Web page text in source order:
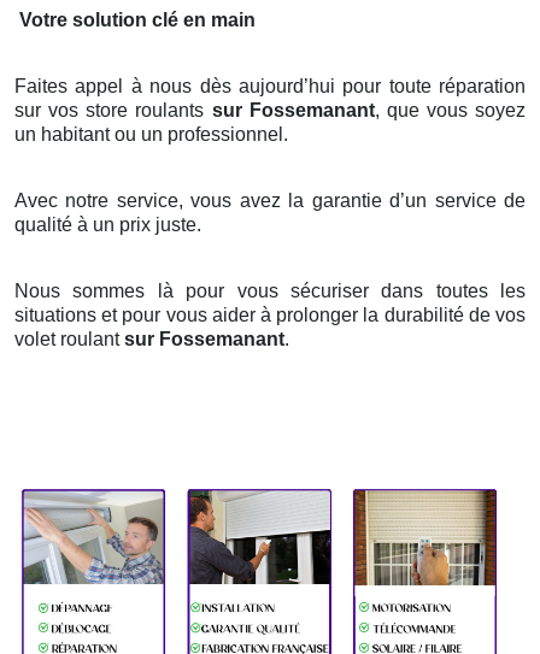
Votre solution clé en main
Faites appel à nous dès aujourd’hui pour toute réparation
sur vos store roulants sur Fossemanant, que vous soyez
un habitant ou un professionnel.
Avec notre service, vous avez la garantie d’un service de
qualité à un prix juste.
Nous sommes là pour vous sécuriser dans toutes les
situations et pour vous aider à prolonger la durabilité de vos
volet roulantsur Fossemanant.